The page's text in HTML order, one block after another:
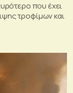
που έχει
τροφίμων και